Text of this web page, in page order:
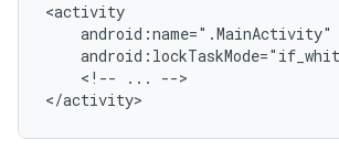
<!--
...
-->